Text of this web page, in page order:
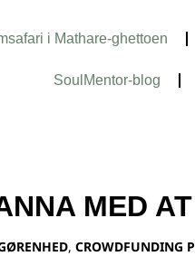
i Mathare-ghettoen
SoulMentor-blog
MED
, CROWDFUNDING